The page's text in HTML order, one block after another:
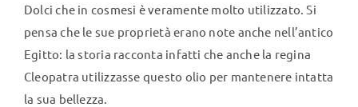
Dolci che in cosmesi è veramente molto utilizzato. Si
pensa che le sue proprietà erano note anche nell’antico
Egitto: la storia racconta infatti che anche la regina
Cleopatra utilizzasse questo olio per mantenere intatta
la sua bellezza.